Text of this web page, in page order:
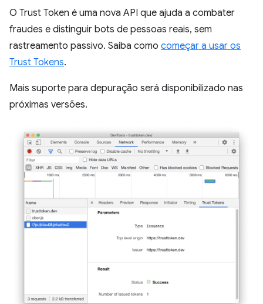
O Trust Token é uma nova API que ajuda a combater
fraudes e distinguir bots de pessoas reais, sem
rastreamento passivo. Saiba como começar a usar os
Trust Tokens.
Mais suporte para depuração será disponibilizado nas
próximas versões.